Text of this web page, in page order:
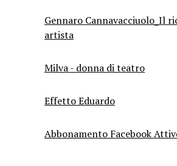
Gennaro Cannavacciuolo_Il
artista
Milva - donna di teatro
Effetto Eduardo
Abbonamento Facebook